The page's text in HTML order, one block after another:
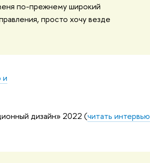
по-прежнему широкий
просто хочу везде
и
дизайн» 2022 (читать интервью